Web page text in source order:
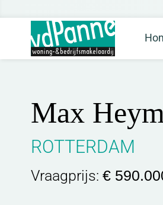
Max
ROTTERDAM
Vraagprijs: €